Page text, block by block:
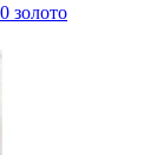
золото